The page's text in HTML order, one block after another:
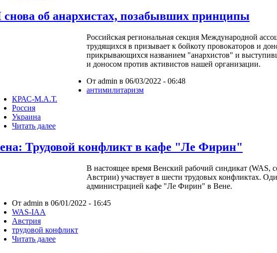
об анархистах, позабывших принципы
Российская региональная секция Международной
трудящихся в призывает к бойкоту провокаторов и
прикрывающихся названием "анархистов" и
и доносом против активистов нашей организации.
От admin в 06/03/2022 - 06:48
антимилитаризм
КРАС-М.А.Т.
Россия
Украина
Читать далее
Трудовой конфликт в кафе "Ле Фирин"
В настоящее время Венский рабочий синдикат (WAS,
Австрии) участвует в шести трудовых конфликтах.
администрацией кафе "Ле Фирин" в Вене.
От admin в 06/01/2022 - 16:45
WAS-IAA
Австрия
трудовой конфликт
Читать далее